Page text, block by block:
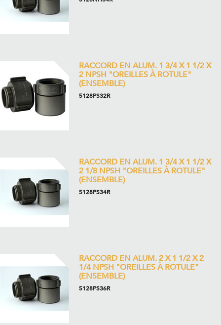
RACCORD EN ALUM. 1 3/4 X 1 1/2 X
2 NPSH "OREILLES À ROTULE"
(ENSEMBLE)
5128PS32R
RACCORD EN ALUM. 1 3/4 X 1 1/2 X
2 1/8 NPSH "OREILLES À ROTULE"
(ENSEMBLE)
5128PS34R
RACCORD EN ALUM. 2 X 1 1/2 X 2
1/4 NPSH "OREILLES À ROTULE"
(ENSEMBLE)
5128PS36R